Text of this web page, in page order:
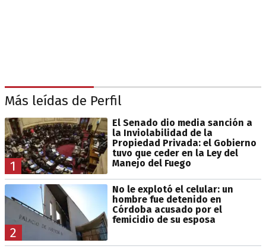
Más leídas de Perfil
1
El Senado dio media sanción a
la Inviolabilidad de la
Propiedad Privada: el Gobierno
tuvo que ceder en la Ley del
Manejo del Fuego
2
No le explotó el celular: un
hombre fue detenido en
Córdoba acusado por el
femicidio de su esposa